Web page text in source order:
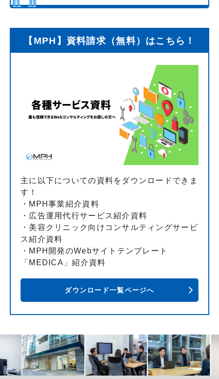
【MPH】資料請求（無料）はこちら！
主に以下についての資料をダウンロードできま
す！
・MPH事業紹介資料
・広告運用代行サービス紹介資料
・美容クリニック向けコンサルティングサービ
ス紹介資料
・MPH開発のWebサイトテンプレート
「MEDICA」紹介資料
ダウンロード一覧ページへ